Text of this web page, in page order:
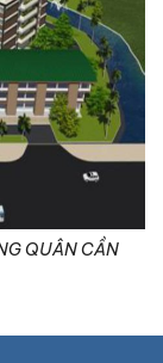
QUÂN CẦN